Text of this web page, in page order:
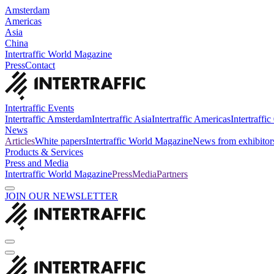
Amsterdam
Americas
Asia
China
Intertraffic World Magazine
PressContact
Intertraffic Events
Intertraffic AmsterdamIntertraffic AsiaIntertraffic AmericasIntertraffic
News
ArticlesWhite papersIntertraffic World MagazineNews from
Products & Services
Press and Media
Intertraffic World MagazinePressMediaPartners
JOIN OUR NEWSLETTER